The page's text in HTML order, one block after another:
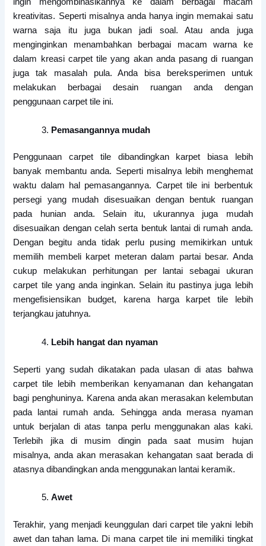
kreativitas. Seperti misalnya anda hanya ingin memakai satu
warna saja itu juga bukan jadi soal. Atau anda juga
menginginkan menambahkan berbagai macam warna ke
dalam kreasi carpet tile yang akan anda pasang di ruangan
juga tak masalah pula. Anda bisa bereksperimen untuk
melakukan berbagai desain ruangan anda dengan
penggunaan carpet tile ini.
Pemasangannya mudah
Penggunaan carpet tile dibandingkan karpet biasa lebih
banyak membantu anda. Seperti misalnya lebih menghemat
waktu dalam hal pemasangannya. Carpet tile ini berbentuk
persegi yang mudah disesuaikan dengan bentuk ruangan
pada hunian anda. Selain itu, ukurannya juga mudah
disesuaikan dengan celah serta bentuk lantai di rumah anda.
Dengan begitu anda tidak perlu pusing memikirkan untuk
memilih membeli karpet meteran dalam partai besar. Anda
cukup melakukan perhitungan per lantai sebagai ukuran
carpet tile yang anda inginkan. Selain itu pastinya juga lebih
mengefisiensikan budget, karena harga karpet tile lebih
terjangkau jatuhnya.
Lebih hangat dan nyaman
Seperti yang sudah dikatakan pada ulasan di atas bahwa
carpet tile lebih memberikan kenyamanan dan kehangatan
bagi penghuninya. Karena anda akan merasakan kelembutan
pada lantai rumah anda. Sehingga anda merasa nyaman
untuk berjalan di atas tanpa perlu menggunakan alas kaki.
Terlebih jika di musim dingin pada saat musim hujan
misalnya, anda akan merasakan kehangatan saat berada di
atasnya dibandingkan anda menggunakan lantai keramik.
Awet
Terakhir, yang menjadi keunggulan dari carpet tile yakni lebih
awet dan tahan lama. Di mana carpet tile ini memiliki tingkat